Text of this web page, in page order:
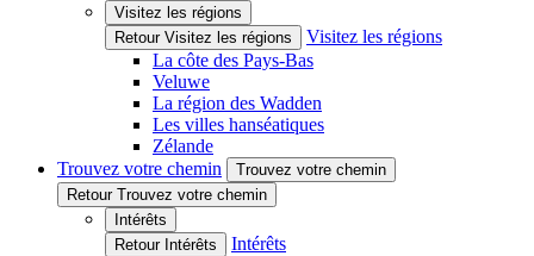
Visitez les régions
Retour Visitez les régions
Visitez les régions
La côte des Pays-Bas
Veluwe
La région des Wadden
Les villes hanséatiques
Zélande
Trouvez votre chemin
Trouvez votre chemin
Retour Trouvez votre chemin
Intérêts
Retour Intérêts
Intérêts